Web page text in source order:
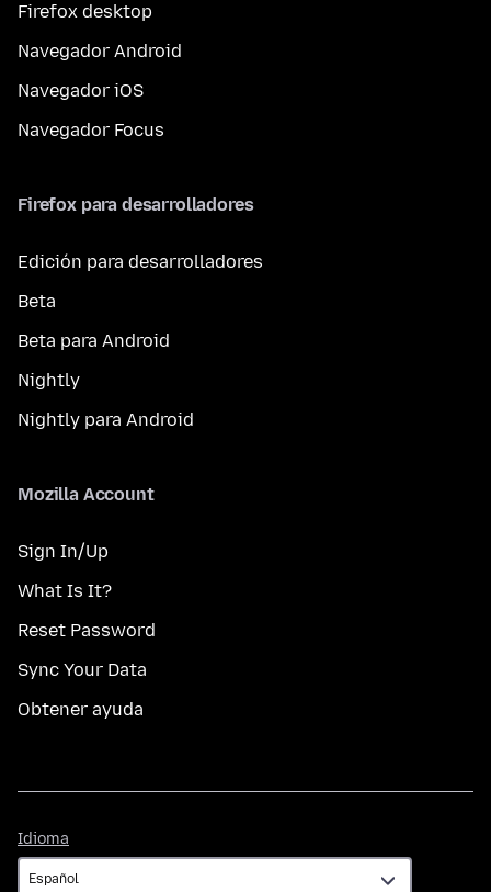
Firefox desktop
Navegador Android
Navegador iOS
Navegador Focus
Firefox para desarrolladores
Edición para desarrolladores
Beta
Beta para Android
Nightly
Nightly para Android
Mozilla Account
Sign In/Up
What Is It?
Reset Password
Sync Your Data
Obtener ayuda
Idioma